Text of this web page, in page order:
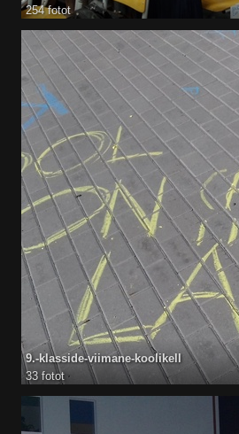
254 fotot
9.-klasside-viimane-koolikell
33 fotot